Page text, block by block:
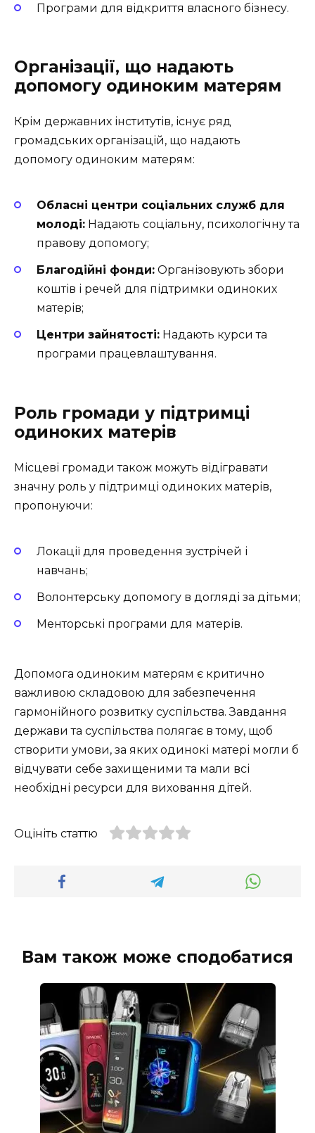
Програми для відкриття власного бізнесу.
Організації, що надають
допомогу одиноким матерям
Крім державних інститутів, існує ряд
громадських організацій, що надають
допомогу одиноким матерям:
Обласні центри соціальних служб для
молоді: Надають соціальну, психологічну та
правову допомогу;
Благодійні фонди: Організовують збори
коштів і речей для підтримки одиноких
матерів;
Центри зайнятості: Надають курси та
програми працевлаштування.
Роль громади у підтримці
одиноких матерів
Місцеві громади також можуть відігравати
значну роль у підтримці одиноких матерів,
пропонуючи:
Локації для проведення зустрічей і
навчань;
Волонтерську допомогу в догляді за дітьми;
Менторські програми для матерів.
Допомога одиноким матерям є критично
важливою складовою для забезпечення
гармонійного розвитку суспільства. Завдання
держави та суспільства полягає в тому, щоб
створити умови, за яких одинокі матері могли б
відчувати себе захищеними та мали всі
необхідні ресурси для виховання дітей.
Оцініть статтю
Вам також може сподобатися